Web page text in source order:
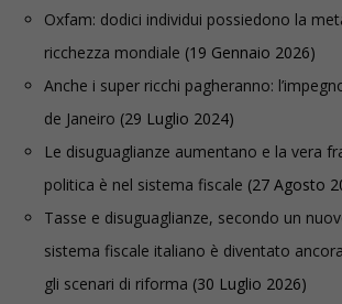
Oxfam: dodici individui possiedono la
ricchezza mondiale (19 Gennaio 2026)
Anche i super ricchi pagheranno:
de Janeiro (29 Luglio 2024)
Le disuguaglianze aumentano e la vera
politica è nel sistema fiscale (27 Agosto
Tasse e disuguaglianze, secondo un
sistema fiscale italiano è diventato
gli scenari di riforma (30 Luglio 2026)